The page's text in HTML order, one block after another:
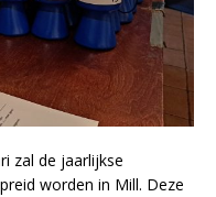
zal de jaarlijkse
worden in Mill. Deze